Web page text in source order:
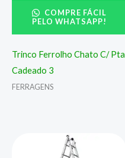
COMPRE FÁCIL
PELO WHATSAPP!
Trinco Ferrolho Chato C/ Pta
Cadeado 3
FERRAGENS